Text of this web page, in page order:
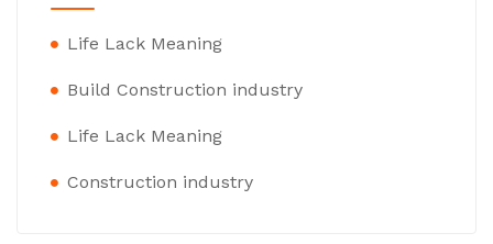
Life Lack Meaning
Build Construction industry
Life Lack Meaning
Construction industry